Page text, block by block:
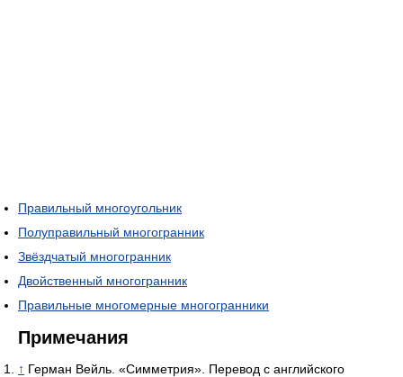
Правильный многоугольник
Полуправильный многогранник
Звёздчатый многогранник
Двойственный многогранник
Правильные многомерные многогранники
Примечания
↑ Герман Вейль. «Симметрия». Перевод с английского